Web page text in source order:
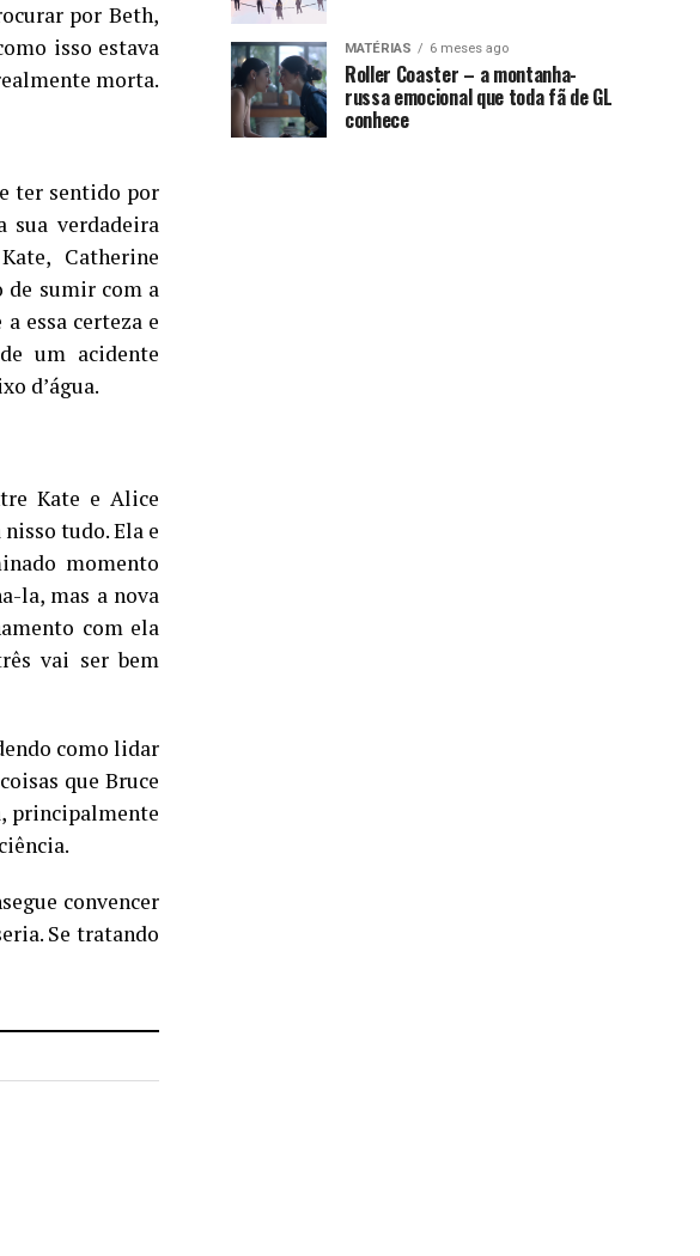
por Beth,
isso estava
morta.
ter sentido por
sua verdadeira
Catherine
de sumir com a
essa certeza e
um acidente
d’água.
Kate e Alice
tudo. Ela e
momento
la, mas a nova
com ela
vai ser bem
como lidar
que Bruce
principalmente
convencer
Se tratando
MATÉRIAS 6 meses ago
Roller Coaster – a montanha-
russa emocional que toda fã de GL
conhece